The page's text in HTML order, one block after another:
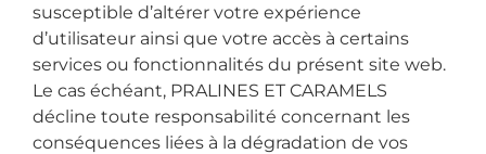
susceptible d’altérer votre expérience
d’utilisateur ainsi que votre accès à certains
services ou fonctionnalités du présent site web.
Le cas échéant, PRALINES ET CARAMELS
décline toute responsabilité concernant les
conséquences liées à la dégradation de vos